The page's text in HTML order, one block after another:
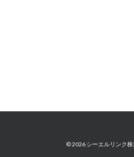
© 2026 シーエルリンク株